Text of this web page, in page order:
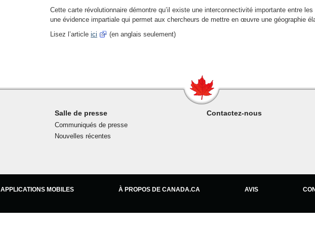
Cette carte révolutionnaire démontre qu’il existe une interconnectivité importante entre
une évidence impartiale qui permet aux chercheurs de mettre en œuvre une géographie
Lisez l’article ici (en anglais seulement)
Salle de presse
Communiqués de presse
Nouvelles récentes
Contactez-nous
APPLICATIONS MOBILES À PROPOS DE CANADA.CA AVIS